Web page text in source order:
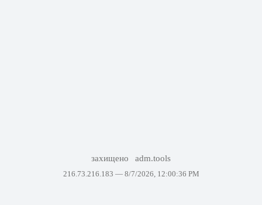
захищено adm.tools
216.73.216.183 — 8/7/2026, 12:00:36 PM